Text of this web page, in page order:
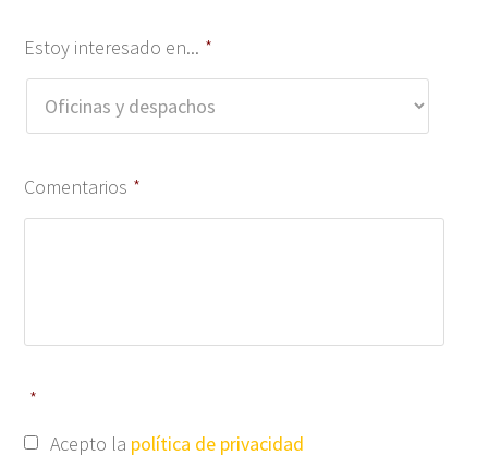
Estoy interesado en... *
Comentarios *
*
Acepto la política de privacidad